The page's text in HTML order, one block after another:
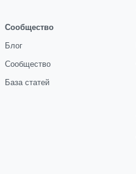
Сообщество
Блог
Сообщество
База статей